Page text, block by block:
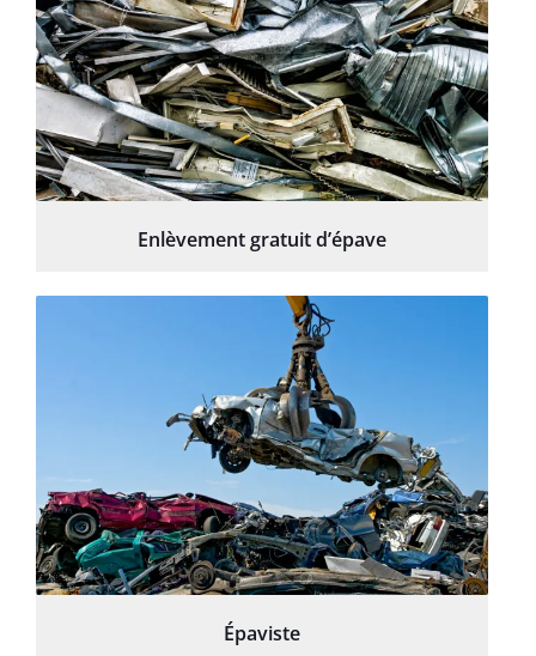
Enlèvement gratuit d’épave
Épaviste